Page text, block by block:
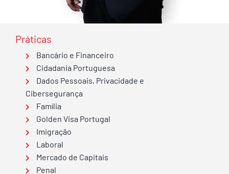
Práticas
Bancário e Financeiro
Cidadania Portuguesa
Dados Pessoais, Privacidade e
Cibersegurança
Família
Golden Visa Portugal
Imigração
Laboral
Mercado de Capitais
Penal